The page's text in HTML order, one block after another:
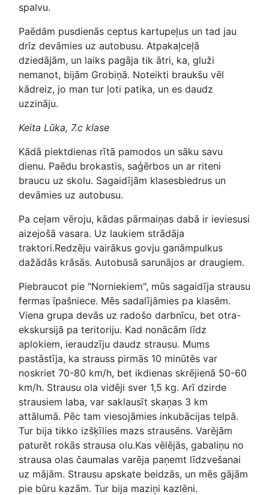
spalvu.
Paēdām pusdienās ceptus kartupeļus un tad jau
drīz devāmies uz autobusu. Atpakaļceļā
dziedājām, un laiks pagāja tik ātri, ka, gluži
nemanot, bijām Grobiņā. Noteikti braukšu vēl
kādreiz, jo man tur ļoti patika, un es daudz
uzzināju.
Keita Lūka, 7.c klase
Kādā piektdienas rītā pamodos un sāku savu
dienu. Paēdu brokastis, saģērbos un ar riteni
braucu uz skolu. Sagaidījām klasesbiedrus un
devāmies uz autobusu.
Pa ceļam vēroju, kādas pārmaiņas dabā ir ieviesusi
aizejošā vasara. Uz laukiem strādāja
traktori.Redzēju vairākus govju ganāmpulkus
dažādās krāsās. Autobusā sarunājos ar draugiem.
Piebraucot pie "Norniekiem", mūs sagaidīja strausu
fermas īpašniece. Mēs sadalījāmies pa klasēm.
Viena grupa devās uz radošo darbnīcu, bet otra-
ekskursijā pa teritoriju. Kad nonācām līdz
aplokiem, ieraudzīju daudz strausu. Mums
pastāstīja, ka strauss pirmās 10 minūtēs var
noskriet 70-80 km/h, bet ikdienas skrējienā 50-60
km/h. Strausu ola vidēji sver 1,5 kg. Arī dzirde
strausiem laba, var saklausīt skaņas 3 km
attālumā. Pēc tam viesojāmies inkubācijas telpā.
Tur bija tikko izšķīlies mazs strausēns. Varējām
paturēt rokās strausa olu.Kas vēlējās, gabaliņu no
strausa olas čaumalas varēja paņemt līdzvešanai
uz mājām. Strausu apskate beidzās, un mēs gājām
pie būru kazām. Tur bija maziņi kazlēni.